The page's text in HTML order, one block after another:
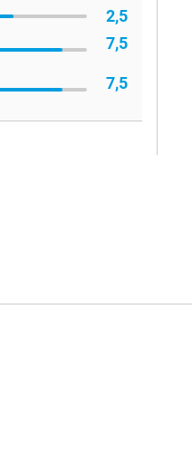
2,5
7,5
7,5